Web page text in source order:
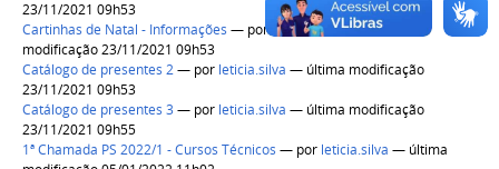
23/11/2021 09h53
Cartinhas de Natal - Informações — por leticia.silva— última
modificação 23/11/2021 09h53
Catálogo de presentes 2— por leticia.silva — última modificação
23/11/2021 09h53
Catálogo de presentes 3 — por leticia.silva — última modificação
23/11/2021 09h55
1ª Chamada PS 2022/1 - Cursos Técnicos — por leticia.silva — última